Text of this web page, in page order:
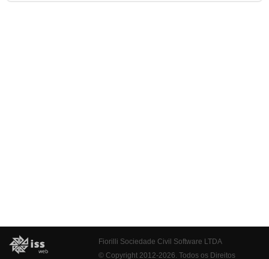
Fiorilli Sociedade Civil Software LTDA
© Copyright 2012-2026. Todos os Direitos